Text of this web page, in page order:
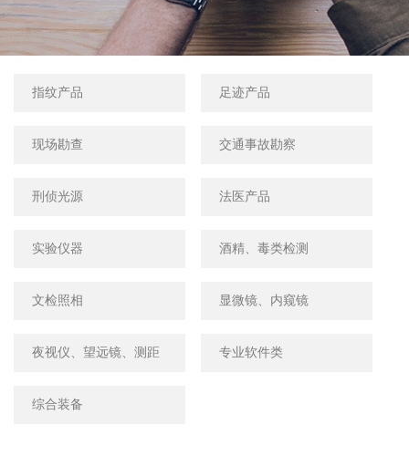
指纹产品 足迹产品
现场勘查 交通事故勘察
刑侦光源 法医产品
实验仪器 酒精、毒类检测
文检照相 显微镜、内窥镜
夜视仪、望远镜、测距 专业软件类
综合装备